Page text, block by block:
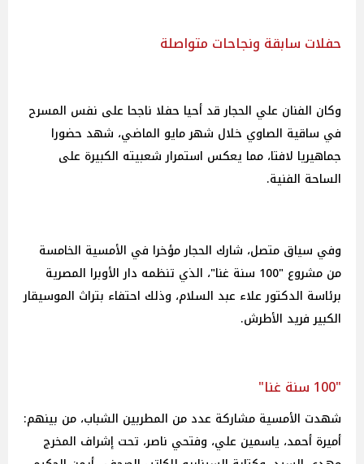
حفلات سابقة ونجاحات متواصلة
وكان الفنان علي الحجار قد أحيا حفلا ناجحا على نفس المسرح
في ساقية الصاوي خلال شهر مايو الماضي، شهد حضورا
جماهيريا لافتا، مما يعكس استمرار شعبيته الكبيرة على
الساحة الفنية.
وفي سياق متصل، شارك الحجار مؤخرا في الأمسية الخامسة
من مشروع "100 سنة غنا"، الذي تنظمه دار الأوبرا المصرية
برئاسة الدكتور علاء عبد السلام، وذلك احتفاء بتراث الموسيقار
الكبير فريد الأطرش.
"100 سنة غنا"
شهدت الأمسية مشاركة عدد من المطربين الشباب، من بينهم:
أميرة أحمد، ياسمين علي، وفتحي ناصر، تحت إشراف المخرج